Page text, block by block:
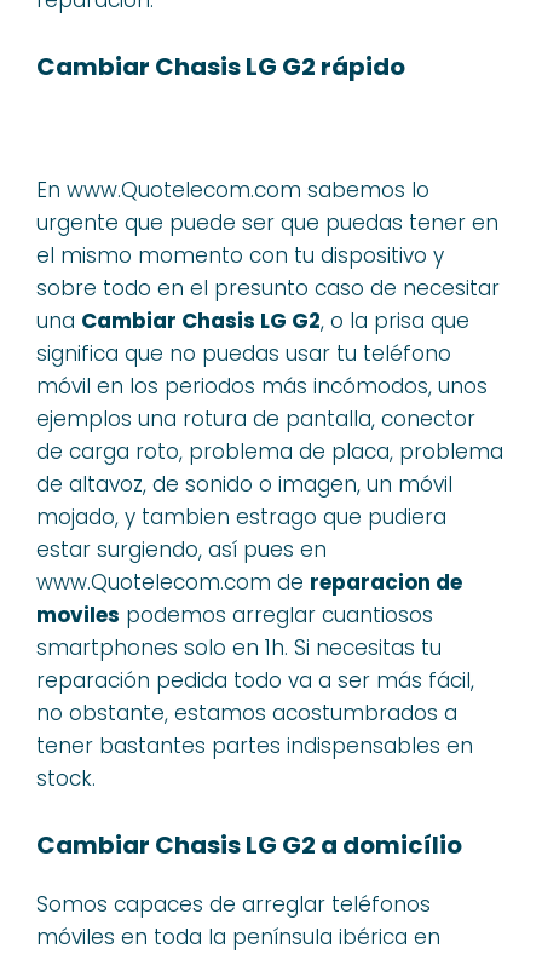
Cambiar Chasis LG G2 rápido
En www.Quotelecom.com sabemos lo
urgente que puede ser que puedas tener en
el mismo momento con tu dispositivo y
sobre todo en el presunto caso de necesitar
una Cambiar Chasis LG G2, o la prisa que
significa que no puedas usar tu teléfono
móvil en los periodos más incómodos, unos
ejemplos una rotura de pantalla, conector
de carga roto, problema de placa, problema
de altavoz, de sonido o imagen, un móvil
mojado, y tambien estrago que pudiera
estar surgiendo, así pues en
www.Quotelecom.com de reparacion de
moviles podemos arreglar cuantiosos
smartphones solo en 1h. Si necesitas tu
reparación pedida todo va a ser más fácil,
no obstante, estamos acostumbrados a
tener bastantes partes indispensables en
stock.
Cambiar Chasis LG G2 a domicílio
Somos capaces de arreglar teléfonos
móviles en toda la península ibérica en